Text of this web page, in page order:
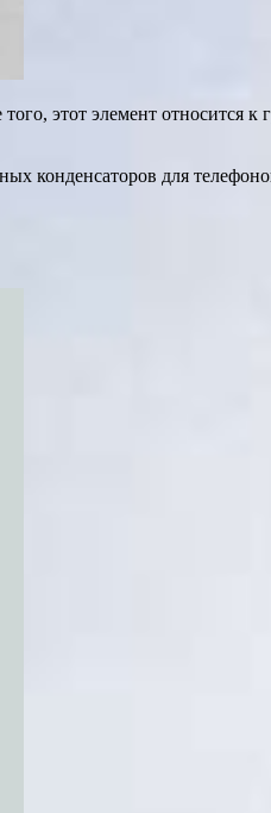
этот элемент относится
конденсаторов для